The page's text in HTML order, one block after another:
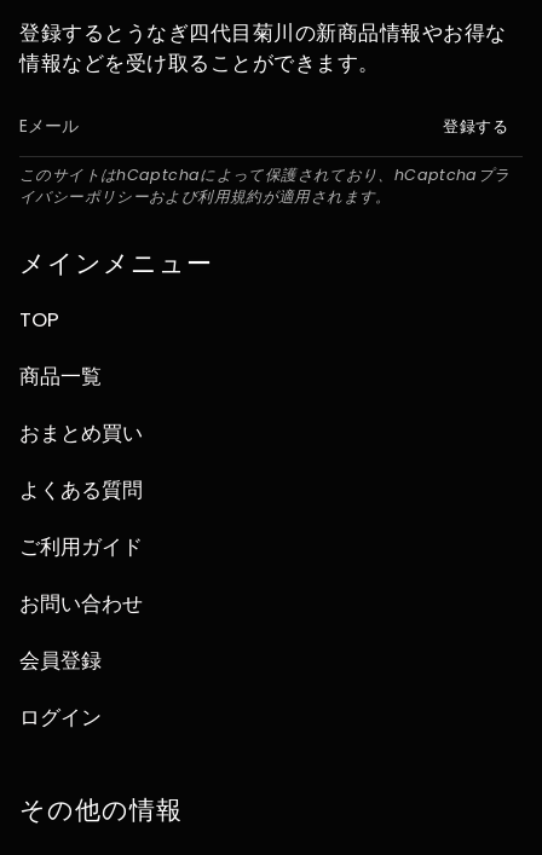
登録するとうなぎ四代目菊川の新商品情報やお得な
情報などを受け取ることができます。
登録する
このサイトはhCaptchaによって保護されており、hCaptcha プラ
イバシーポリシーおよび利用規約が適用されます。
メインメニュー
TOP
商品一覧
おまとめ買い
よくある質問
ご利用ガイド
お問い合わせ
会員登録
ログイン
その他の情報